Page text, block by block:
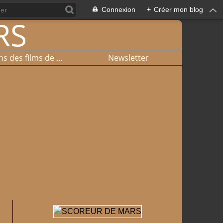
Connexion + Créer mon blog
Liste et liens des films de basket Newsletter